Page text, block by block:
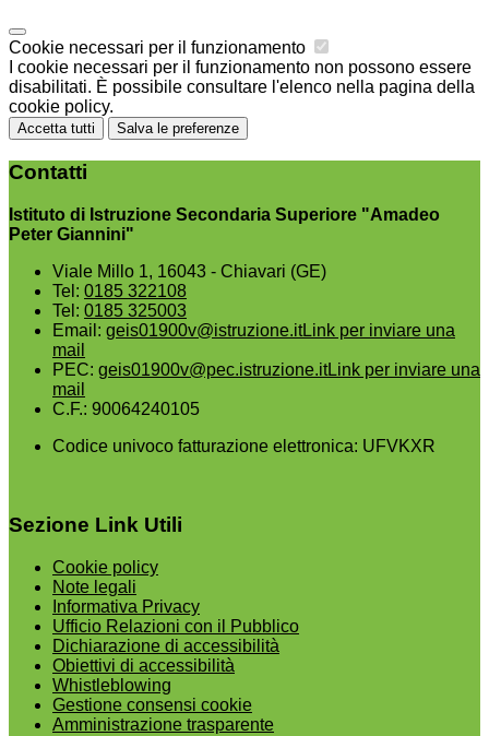
Cookie necessari per il funzionamento
I cookie necessari per il funzionamento non possono essere
disabilitati. È possibile consultare l'elenco nella pagina della
cookie policy.
Accetta tutti Salva le preferenze
Contatti
Istituto di Istruzione Secondaria Superiore "Amadeo
Peter Giannini"
Viale Millo 1, 16043 - Chiavari (GE)
Tel: 0185 322108
Tel: 0185 325003
Email: geis01900v@istruzione.itLink per inviare una
mail
PEC: geis01900v@pec.istruzione.itLink per inviare una
mail
C.F.: 90064240105
Codice univoco fatturazione elettronica: UFVKXR
Sezione Link Utili
Cookie policy
Note legali
Informativa Privacy
Ufficio Relazioni con il Pubblico
Dichiarazione di accessibilità
Obiettivi di accessibilità
Whistleblowing
Gestione consensi cookie
Amministrazione trasparente